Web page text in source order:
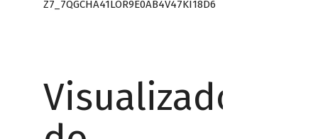
Z7_7QGCHA41LOR9E0AB4V47KI18D6
Visualizador